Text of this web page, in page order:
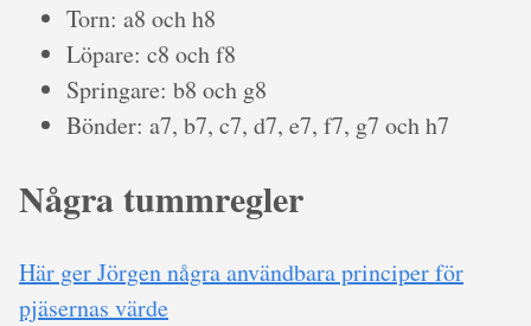
Torn: a8 och h8
Löpare: c8 och f8
Springare: b8 och g8
Bönder: a7, b7, c7, d7, e7, f7, g7 och h7
Några tummregler
Här ger Jörgen några användbara principer för
pjäsernas värde